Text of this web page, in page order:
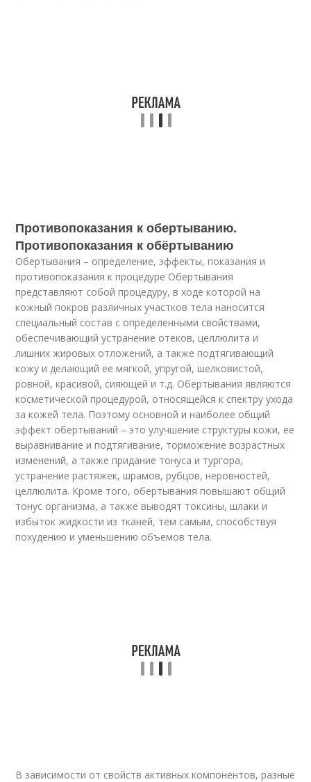
Противопоказания к обертыванию.
Противопоказания к обёртыванию
Обертывания – определение, эффекты, показания и
противопоказания к процедуре Обертывания
представляют собой процедуру, в ходе которой на
кожный покров различных участков тела наносится
специальный состав с определенными свойствами,
обеспечивающий устранение отеков, целлюлита и
лишних жировых отложений, а также подтягивающий
кожу и делающий ее мягкой, упругой, шелковистой,
ровной, красивой, сияющей и т.д. Обертывания являются
косметической процедурой, относящейся к спектру ухода
за кожей тела. Поэтому основной и наиболее общий
эффект обертываний – это улучшение структуры кожи, ее
выравнивание и подтягивание, торможение возрастных
изменений, а также придание тонуса и тургора,
устранение растяжек, шрамов, рубцов, неровностей,
целлюлита. Кроме того, обертывания повышают общий
тонус организма, а также выводят токсины, шлаки и
избыток жидкости из тканей, тем самым, способствуя
похудению и уменьшению объемов тела.
В зависимости от свойств активных компонентов, разные